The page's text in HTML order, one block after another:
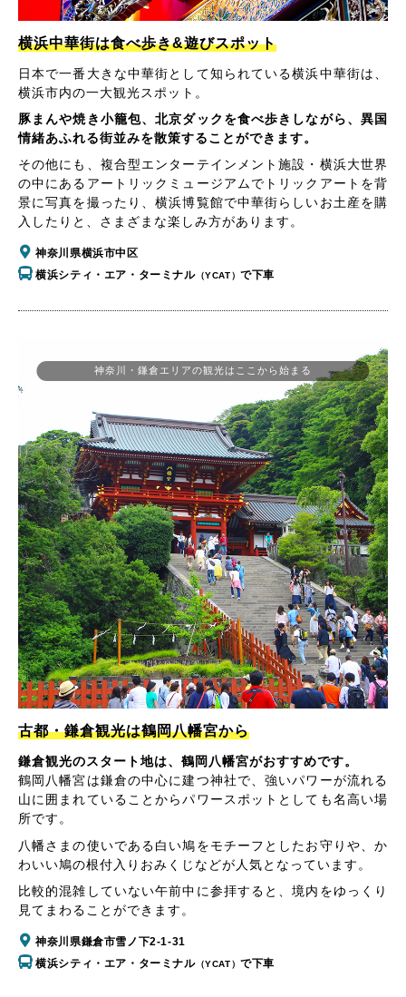
横浜中華街は食べ歩き&遊びスポット
日本で一番大きな中華街として知られている横浜中華街は、
横浜市内の一大観光スポット。
豚まんや焼き小籠包、北京ダックを食べ歩きしながら、異国
情緒あふれる街並みを散策することができます。
その他にも、複合型エンターテインメント施設・横浜大世界
の中にあるアートリックミュージアムでトリックアートを背
景に写真を撮ったり、横浜博覧館で中華街らしいお土産を購
入したりと、さまざまな楽しみ方があります。
神奈川県横浜市中区
横浜シティ・エア・ターミナル（YCAT）で下車
神奈川・鎌倉エリアの観光はここから始まる
古都・鎌倉観光は鶴岡八幡宮から
鎌倉観光のスタート地は、鶴岡八幡宮がおすすめです。
鶴岡八幡宮は鎌倉の中心に建つ神社で、強いパワーが流れる
山に囲まれていることからパワースポットとしても名高い場
所です。
八幡さまの使いである白い鳩をモチーフとしたお守りや、か
わいい鳩の根付入りおみくじなどが人気となっています。
比較的混雑していない午前中に参拝すると、境内をゆっくり
見てまわることができます。
神奈川県鎌倉市雪ノ下2-1-31
横浜シティ・エア・ターミナル（YCAT）で下車